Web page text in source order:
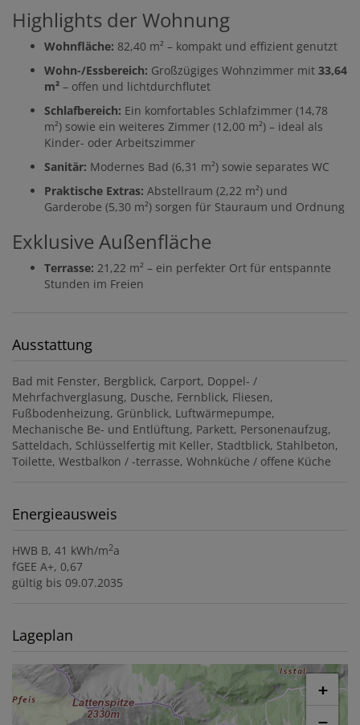
Highlights der Wohnung
Wohnfläche: 82,40 m² – kompakt und effizient genutzt
Wohn-/Essbereich: Großzügiges Wohnzimmer mit 33,64
m² – offen und lichtdurchflutet
Schlafbereich: Ein komfortables Schlafzimmer (14,78
m²) sowie ein weiteres Zimmer (12,00 m²) – ideal als
Kinder- oder Arbeitszimmer
Sanitär: Modernes Bad (6,31 m²) sowie separates WC
Praktische Extras: Abstellraum (2,22 m²) und
Garderobe (5,30 m²) sorgen für Stauraum und Ordnung
Exklusive Außenfläche
Terrasse: 21,22 m² – ein perfekter Ort für entspannte
Stunden im Freien
Ausstattung
Bad mit Fenster Bergblick Carport Doppel- /
Mehrfachverglasung Dusche Fernblick Fliesen
Fußbodenheizung Grünblick Luftwärmepumpe
Mechanische Be- und Entlüftung Parkett Personenaufzug
Satteldach Schlüsselfertig mit Keller Stadtblick Stahlbeton
Toilette Westbalkon / -terrasse Wohnküche / offene Küche
Energieausweis
HWB B, 41 kWh/m2a
fGEE A+, 0,67
gültig bis 09.07.2035
Lageplan
+